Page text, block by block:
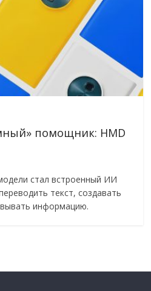
помощник: HMD
стал встроенный ИИ
текст, создавать
информацию.